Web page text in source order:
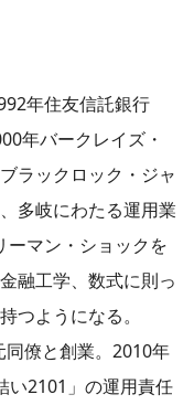
年住友信託銀行
年バークレイズ・
ラックロック・ジャ
多岐にわたる運用業
ーマン・ショックを
融工学、数式に則っ
つようになる。
僚と創業。2010年
い2101」の運用責任